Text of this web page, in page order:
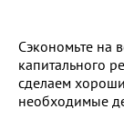
Сэкономьте на
капитального
сделаем
необходимые